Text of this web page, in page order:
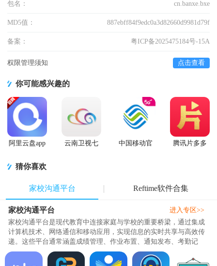
包名： cn.banxe.bxe
MD5值： 887ebff84f9edc0a3d82660d9981d79f
备案： 粤ICP备2025475184号-15A
权限管理须知 点击查看
你可能感兴趣的
阿里云盘app
云南卫视七
中国移动官
腾讯片多多
猜你喜欢
家校沟通平台 Reftime软件合集
家校沟通平台
家校沟通平台是现代教育中连接家庭与学校的重要桥梁，通过集成
计算机技术、网络通信和移动应用，实现信息的实时共享与高效传
递。这些平台通常涵盖成绩管理、作业布置、通知发布、考勤记
录、校园动态分享等功能，让家长能随时掌握孩子在校表现，教师
也能及时反馈教学情况。其优势在于打破时空限制，支持文字、图
进入专区>>